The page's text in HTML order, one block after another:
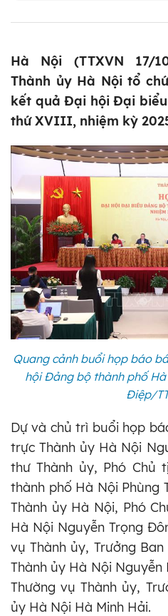
Hà Nội (TTXVN 17/
Thành ủy Hà Nội tổ
kết quả Đại hội Đại
thứ XVIII, nhiệm kỳ
Quang cảnh buổi họp báo
hội Đảng bộ thành phố Hà
Điệp/
Dự và chủ trì buổi họp
trực Thành ủy Hà Nội
thư Thành ủy, Phó Chủ
thành phố Hà Nội Phùng
Thành ủy Hà Nội, Phó
Hà Nội Nguyễn Trọng
vụ Thành ủy, Trưởng
Thành ủy Hà Nội Nguyễn
Thường vụ Thành ủy,
ủy Hà Nội Hà Minh Hải.